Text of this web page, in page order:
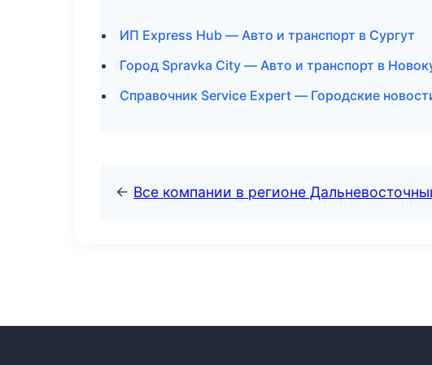
ИП Express Hub — Авто и транспорт в Сургут
Город Spravka City — Авто и транспорт в
Справочник Service Expert — Городские
← Все компании в регионе